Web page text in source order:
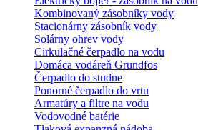
Kombinovaný zásobníky vody
Stacionárny zásobník vody
Solárny ohrev vody
Cirkulačné čerpadlo na vodu
Domáca vodáreň Grundfos
Čerpadlo do studne
Ponorné čerpadlo do vrtu
Armatúry a filtre na vodu
Vodovodné batérie